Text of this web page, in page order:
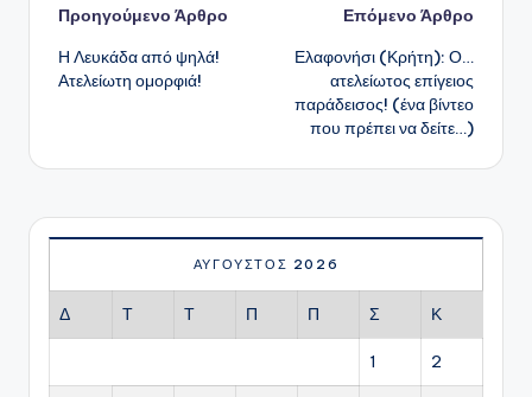
Πλοήγηση
δημοσιεύσεων
Προηγούμενο Άρθρο
Η Λευκάδα από ψηλά!
Ατελείωτη ομορφιά!
Επόμενο Άρθρο
Ελαφονήσι (Κρήτη): Ο…
ατελείωτος επίγειος
παράδεισος! (ένα βίντεο
που πρέπει να δείτε…)
ΑΎΓΟΥΣΤΟΣ 2026
Δ Τ Τ Π Π Σ Κ
1 2